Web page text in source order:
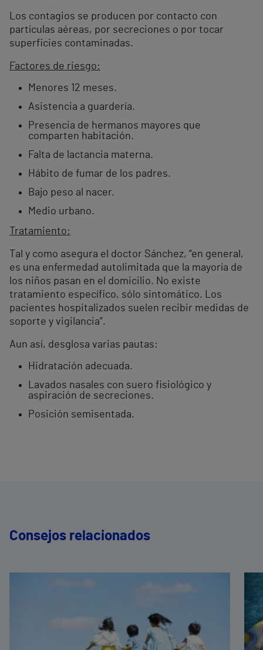
Los contagios se producen por contacto con
partículas aéreas, por secreciones o por tocar
superficies contaminadas.
Factores de riesgo:
Menores 12 meses.
Asistencia a guardería.
Presencia de hermanos mayores que
comparten habitación.
Falta de lactancia materna.
Hábito de fumar de los padres.
Bajo peso al nacer.
Medio urbano.
Tratamiento:
Tal y como asegura el doctor Sánchez, “en general,
es una enfermedad autolimitada que la mayoría de
los niños pasan en el domicilio. No existe
tratamiento específico, sólo sintomático. Los
pacientes hospitalizados suelen recibir medidas de
soporte y vigilancia”.
Aun así, desglosa varias pautas:
Hidratación adecuada.
Lavados nasales con suero fisiológico y
aspiración de secreciones.
Posición semisentada.
Consejos relacionados